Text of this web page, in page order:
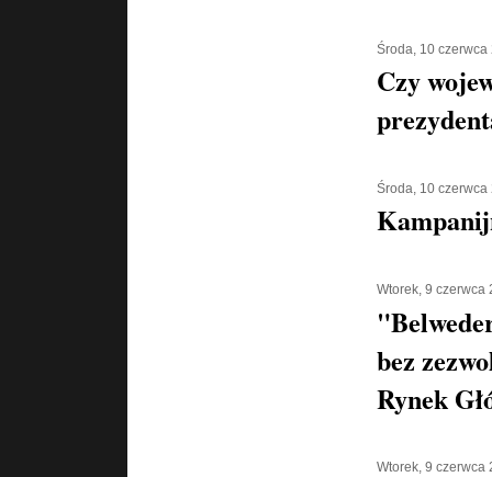
Środa, 10 czerwca
Czy
Środa, 10 czerwca
Wtorek, 9 czerwca
bez
Rynek
Wtorek, 9 czerwca